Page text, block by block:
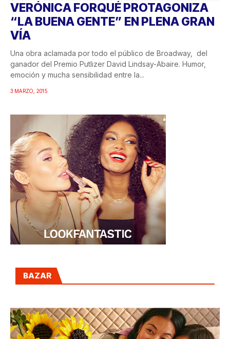
VERÓNICA FORQUÉ PROTAGONIZA
“LA BUENA GENTE” EN PLENA GRAN
VÍA
Una obra aclamada por todo el público de Broadway, del
ganador del Premio Putlizer David Lindsay-Abaire. Humor,
emoción y mucha sensibilidad entre la...
3 MARZO, 2015
BAZAR